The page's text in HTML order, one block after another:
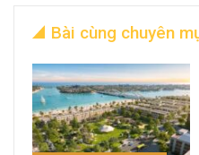
Bài cùng chuyên